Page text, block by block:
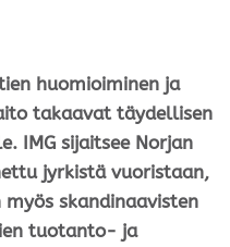
huomioiminen ja
takaavat täydellisen
IMG sijaitsee Norjan
jyrkistä vuoristaan,
skandinaavisten
tuotanto- ja